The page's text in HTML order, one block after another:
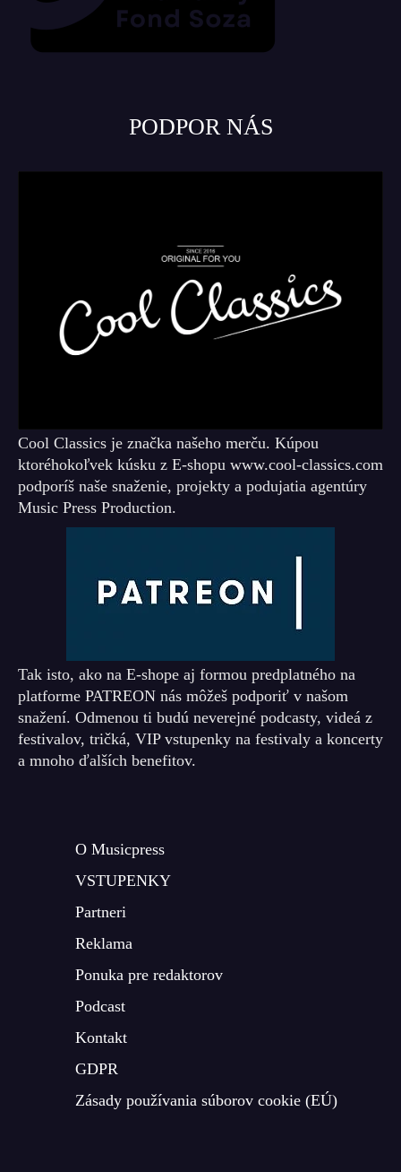
PODPOR NÁS
Cool Classics je značka našeho merču. Kúpou
ktoréhokoľvek kúsku z E-shopu www.cool-classics.com
podporíš naše snaženie, projekty a podujatia agentúry
Music Press Production.
Tak isto, ako na E-shope aj formou predplatného na
platforme PATREON nás môžeš podporiť v našom
snažení. Odmenou ti budú neverejné podcasty, videá z
festivalov, tričká, VIP vstupenky na festivaly a koncerty
a mnoho ďalších benefitov.
O Musicpress
VSTUPENKY
Partneri
Reklama
Ponuka pre redaktorov
Podcast
Kontakt
GDPR
Zásady používania súborov cookie (EÚ)